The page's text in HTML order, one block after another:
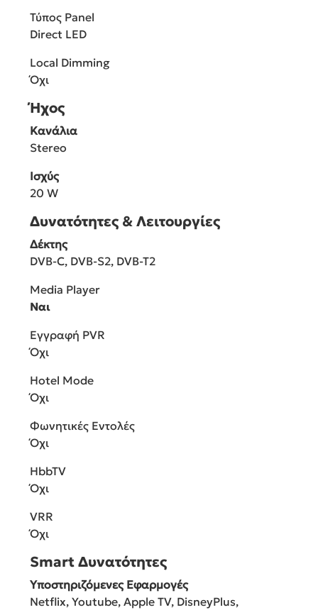
Τύπος Panel
Direct LED
Local Dimming
Όχι
Ήχος
Κανάλια
Stereo
Ισχύς
20 W
Δυνατότητες & Λειτουργίες
Δέκτης
DVB-C, DVB-S2, DVB-T2
Media Player
Ναι
Εγγραφή PVR
Όχι
Hotel Mode
Όχι
Φωνητικές Εντολές
Όχι
HbbTV
Όχι
VRR
Όχι
Smart Δυνατότητες
Υποστηριζόμενες Εφαρμογές
Netflix, Youtube, Apple TV, DisneyPlus,